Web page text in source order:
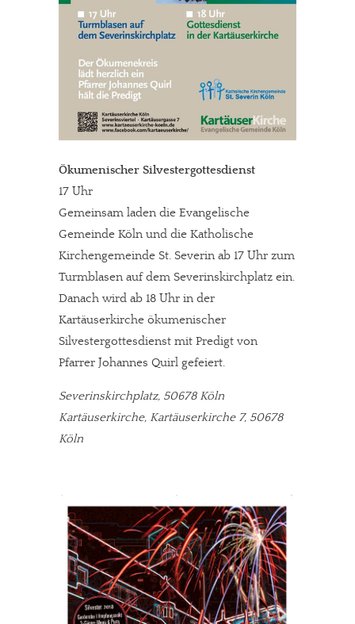
Ökumenischer Silvestergottesdienst
17 Uhr
Gemeinsam laden die Evangelische
Gemeinde Köln und die Katholische
Kirchengemeinde St. Severin ab 17 Uhr zum
Turmblasen auf dem Severinskirchplatz ein.
Danach wird ab 18 Uhr in der
Kartäuserkirche ökumenischer
Silvestergottesdienst mit Predigt von
Pfarrer Johannes Quirl gefeiert.
Severinskirchplatz, 50678 Köln
Kartäuserkirche, Kartäuserkirche 7, 50678
Köln